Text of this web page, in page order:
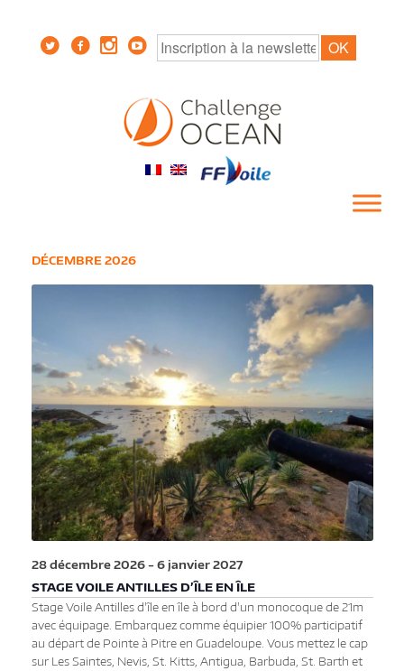
DÉCEMBRE 2026
STAGE VOILE ANTILLES D’ÎLE EN ÎLE
28 décembre 2026-6 janvier 2027
Stage Voile Antilles d'île en île à bord d'un monocoque de 21m
avec équipage. Embarquez comme équipier 100% participatif
au départ de Pointe à Pitre en Guadeloupe. Vous mettez le cap
sur Les Saintes, Nevis, St. Kitts, Antigua, Barbuda, St. Barth et